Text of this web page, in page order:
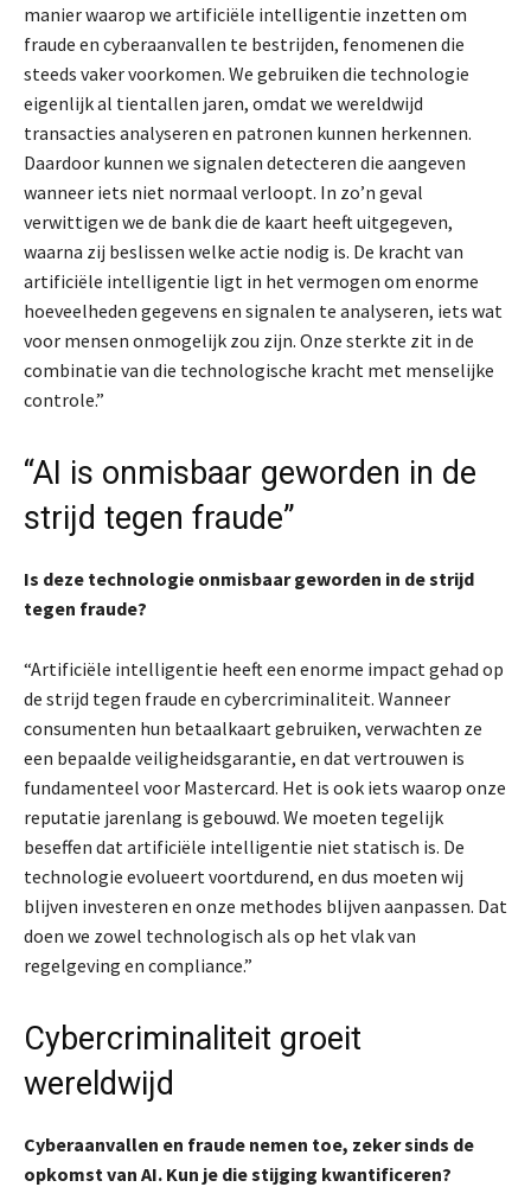
manier waarop we artificiële intelligentie inzetten om
fraude en cyberaanvallen te bestrijden, fenomenen die
steeds vaker voorkomen. We gebruiken die technologie
eigenlijk al tientallen jaren, omdat we wereldwijd
transacties analyseren en patronen kunnen herkennen.
Daardoor kunnen we signalen detecteren die aangeven
wanneer iets niet normaal verloopt. In zo’n geval
verwittigen we de bank die de kaart heeft uitgegeven,
waarna zij beslissen welke actie nodig is. De kracht van
artificiële intelligentie ligt in het vermogen om enorme
hoeveelheden gegevens en signalen te analyseren, iets wat
voor mensen onmogelijk zou zijn. Onze sterkte zit in de
combinatie van die technologische kracht met menselijke
controle.”
“AI is onmisbaar geworden in de
strijd tegen fraude”
Is deze technologie onmisbaar geworden in de strijd
tegen fraude?
“Artificiële intelligentie heeft een enorme impact gehad op
de strijd tegen fraude en cybercriminaliteit. Wanneer
consumenten hun betaalkaart gebruiken, verwachten ze
een bepaalde veiligheidsgarantie, en dat vertrouwen is
fundamenteel voor Mastercard. Het is ook iets waarop onze
reputatie jarenlang is gebouwd. We moeten tegelijk
beseffen dat artificiële intelligentie niet statisch is. De
technologie evolueert voortdurend, en dus moeten wij
blijven investeren en onze methodes blijven aanpassen. Dat
doen we zowel technologisch als op het vlak van
regelgeving en compliance.”
Cybercriminaliteit groeit
wereldwijd
Cyberaanvallen en fraude nemen toe, zeker sinds de
opkomst van AI. Kun je die stijging kwantificeren?